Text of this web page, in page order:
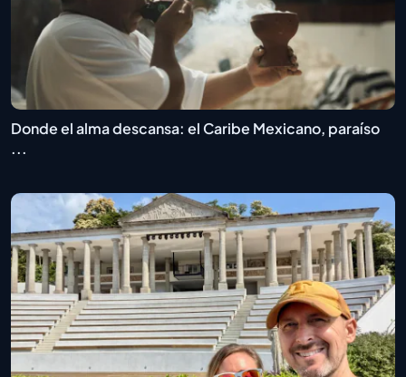
Donde el alma descansa: el Caribe Mexicano, paraíso
...